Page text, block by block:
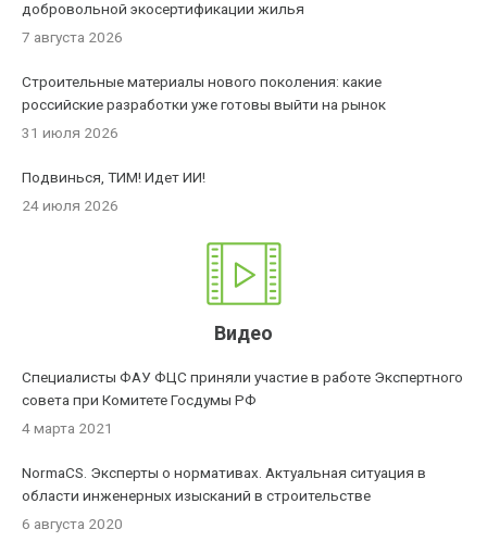
добровольной экосертификации жилья
7 августа 2026
Строительные материалы нового поколения: какие
российские разработки уже готовы выйти на рынок
31 июля 2026
Подвинься, ТИМ! Идет ИИ!
24 июля 2026
Видео
Специалисты ФАУ ФЦС приняли участие в работе Экспертного
совета при Комитете Госдумы РФ
4 марта 2021
NormaCS. Эксперты о нормативах. Актуальная ситуация в
области инженерных изысканий в строительстве
6 августа 2020